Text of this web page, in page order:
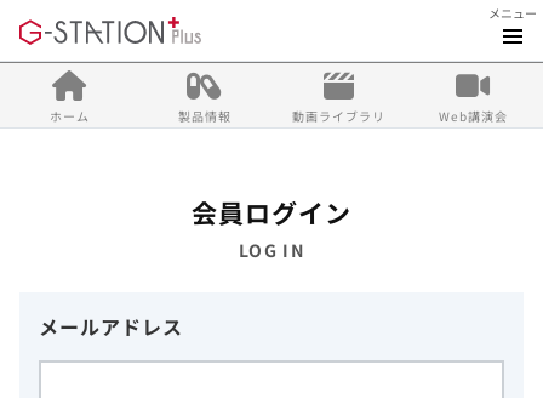
メニュー
ホーム 製品情報 動画ライブラリ Web講演会
会員ログイン
LOG IN
メールアドレス